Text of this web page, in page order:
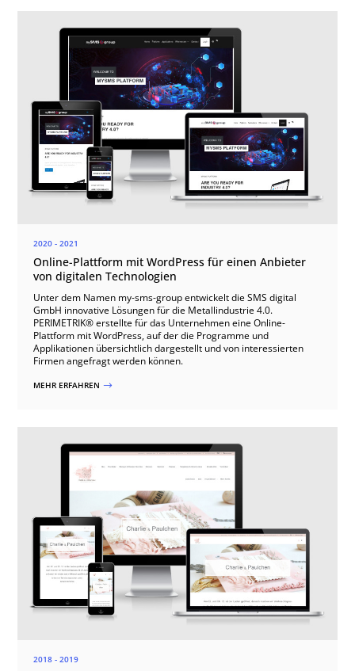
2020 - 2021
Online-Plattform mit WordPress für einen Anbieter
von digitalen Technologien
Unter dem Namen my-sms-group entwickelt die SMS digital
GmbH innovative Lösungen für die Metallindustrie 4.0.
PERIMETRIK® erstellte für das Unternehmen eine Online-
Plattform mit WordPress, auf der die Programme und
Applikationen übersichtlich dargestellt und von interessierten
Firmen angefragt werden können.
MEHR ERFAHREN $
2018 - 2019